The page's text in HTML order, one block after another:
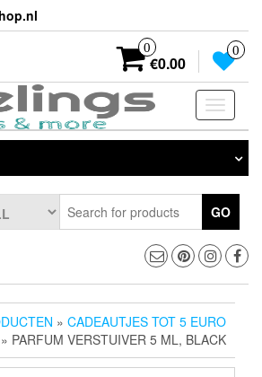
0
€0.00
0
Toggle
GO
» CADEAUTJES TOT 5 EURO
» PARFUM VERSTUIVER 5 ML, BLACK